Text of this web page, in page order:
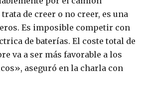
de creer o no creer, es una
Es imposible competir con
de baterías. El coste total de
va a ser más favorable a los
aseguró en la charla con